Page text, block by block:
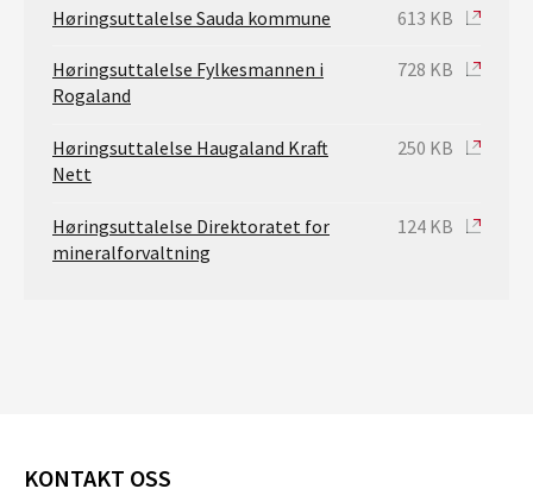
Høringsuttalelse Sauda kommune 613 KB
Høringsuttalelse Fylkesmannen i
Rogaland
728 KB
Høringsuttalelse Haugaland Kraft
Nett
250 KB
Høringsuttalelse Direktoratet for
mineralforvaltning
124 KB
KONTAKT OSS